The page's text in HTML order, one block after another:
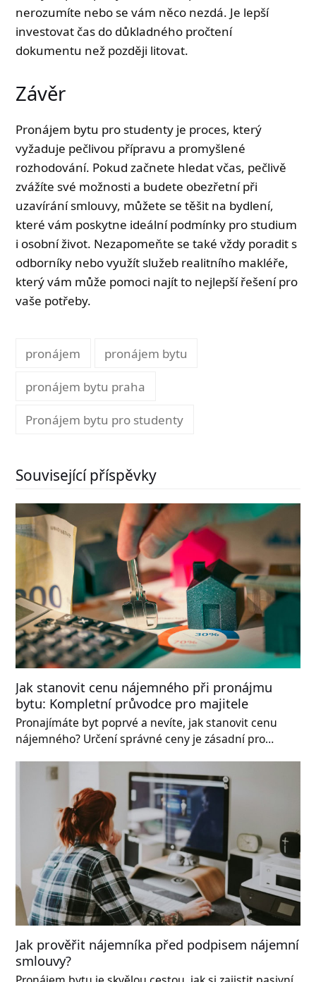
nerozumíte nebo se vám něco nezdá. Je lepší
investovat čas do důkladného pročtení
dokumentu než později litovat.
Závěr
Pronájem bytu pro studenty je proces, který
vyžaduje pečlivou přípravu a promyšlené
rozhodování. Pokud začnete hledat včas, pečlivě
zvážíte své možnosti a budete obezřetní při
uzavírání smlouvy, můžete se těšit na bydlení,
které vám poskytne ideální podmínky pro studium
i osobní život. Nezapomeňte se také vždy poradit s
odborníky nebo využít služeb realitního makléře,
který vám může pomoci najít to nejlepší řešení pro
vaše potřeby.
pronájem pronájem bytu
pronájem bytu praha
Pronájem bytu pro studenty
Související příspěvky
Jak stanovit cenu nájemného při pronájmu
bytu: Kompletní průvodce pro majitele
Pronajímáte byt poprvé a nevíte, jak stanovit cenu
nájemného? Určení správné ceny je zásadní pro…
Jak prověřit nájemníka před podpisem nájemní
smlouvy?